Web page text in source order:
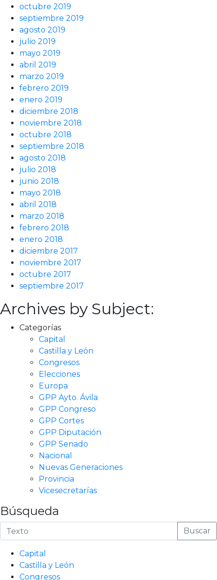
octubre 2019
septiembre 2019
agosto 2019
julio 2019
mayo 2019
abril 2019
marzo 2019
febrero 2019
enero 2019
diciembre 2018
noviembre 2018
octubre 2018
septiembre 2018
agosto 2018
julio 2018
junio 2018
mayo 2018
abril 2018
marzo 2018
febrero 2018
enero 2018
diciembre 2017
noviembre 2017
octubre 2017
septiembre 2017
Archives by Subject:
Categorías
Capital
Castilla y León
Congresos
Elecciones
Europa
GPP Ayto. Ávila
GPP Congreso
GPP Cortes
GPP Diputación
GPP Senado
Nacional
Nuevas Generaciones
Provincia
Vicesecretarías
Búsqueda
Buscar
Capital
Castilla y León
Congresos